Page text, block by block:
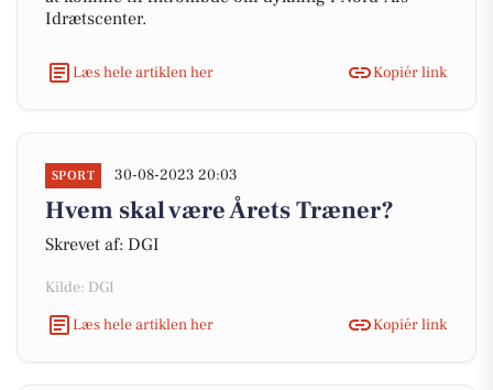
Idrætscenter.
Læs hele artiklen her Kopiér link
SPORT 30-08-2023 20:03
Hvem skal være Årets Træner?
Skrevet af: DGI
Kilde: DGI
Læs hele artiklen her
Kopiér link